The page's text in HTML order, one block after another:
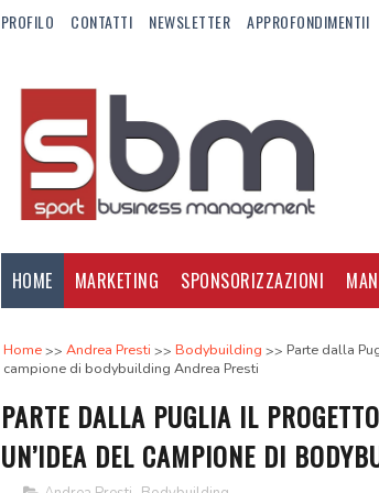
PROFILO CONTATTI NEWSLETTER APPROFONDIMENTII
HOME MARKETING SPONSORIZZAZIONI
Home Andrea Presti Bodybuilding
Parte dalla
campione di bodybuilding Andrea Presti
PARTE DALLA PUGLIA IL
UN’IDEA DEL CAMPIONE DI